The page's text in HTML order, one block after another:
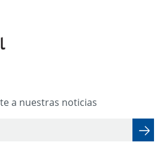
a nuestras noticias